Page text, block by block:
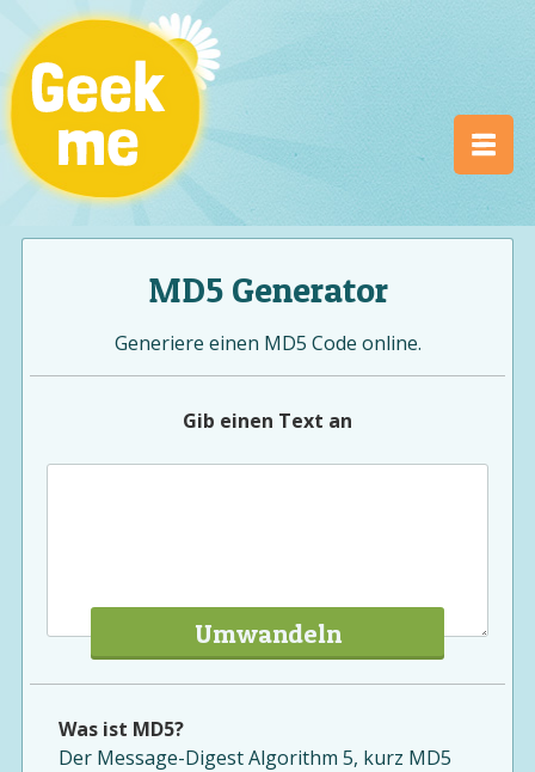
MD5 Generator
Generiere einen MD5 Code online.
Gib einen Text an
Umwandeln
Was ist MD5?
Der Message-Digest Algorithm 5, kurz MD5